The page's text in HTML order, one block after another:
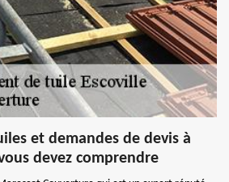
et demandes de devis à
devez comprendre